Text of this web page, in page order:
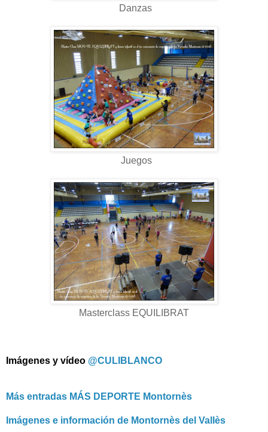
Danzas
Juegos
Masterclass EQUILIBRAT
Imágenes y vídeo @CULIBLANCO
Más entradas MÁS DEPORTE Montornès
Imágenes e información de Montornès del Vallès